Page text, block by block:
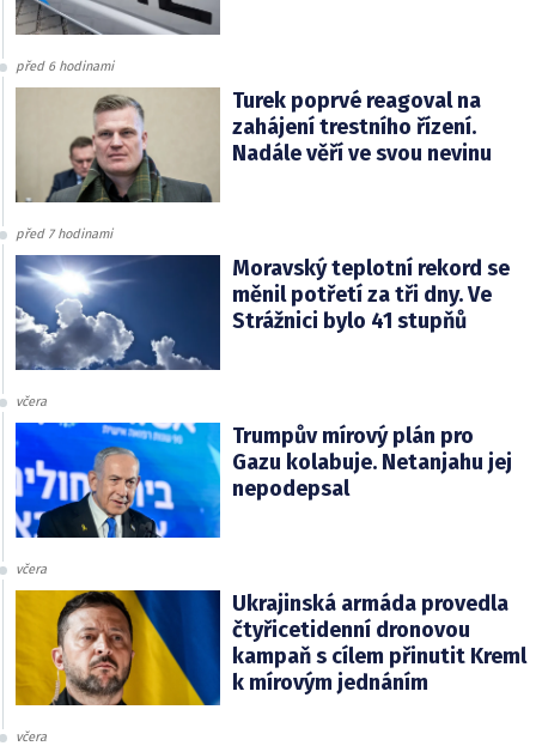
před 6 hodinami
Turek poprvé reagoval na
zahájení trestního řízení.
Nadále věří ve svou nevinu
před 7 hodinami
Moravský teplotní rekord se
měnil potřetí za tři dny. Ve
Strážnici bylo 41 stupňů
včera
Trumpův mírový plán pro
Gazu kolabuje. Netanjahu jej
nepodepsal
včera
Ukrajinská armáda provedla
čtyřicetidenní dronovou
kampaň s cílem přinutit Kreml
k mírovým jednáním
včera